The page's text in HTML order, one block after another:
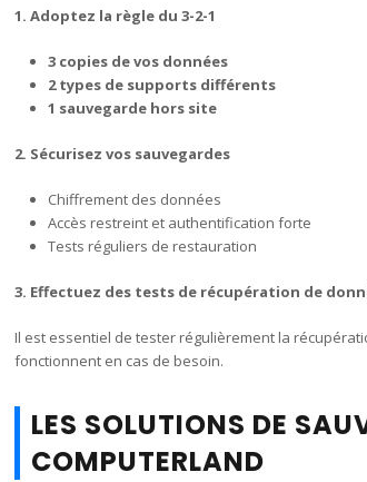
1. Adoptez la règle du 3-2-1
3 copies de vos données
2 types de supports différents
1 sauvegarde hors site
2. Sécurisez vos sauvegardes
Chiffrement des données
Accès restreint et authentification forte
Tests réguliers de restauration
3. Effectuez des tests de récupération de
Il est essentiel de tester régulièrement la
fonctionnent en cas de besoin.
LES SOLUTIONS DE
COMPUTERLAND